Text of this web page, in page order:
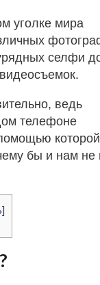
уголке мира
селфи
ведь
телефоне
бы и нам
]